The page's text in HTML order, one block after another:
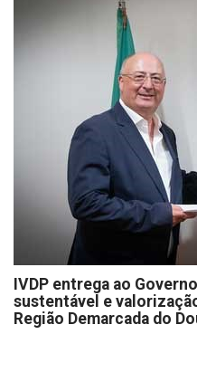
IVDP entrega ao
sustentável e
Região Demarcada do